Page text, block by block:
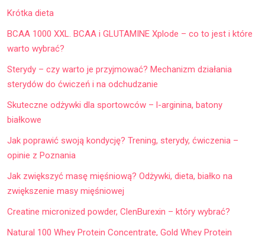
Krótka dieta
BCAA 1000 XXL. BCAA i GLUTAMINE Xplode – co to jest i które
warto wybrać?
Sterydy – czy warto je przyjmować? Mechanizm działania
sterydów do ćwiczeń i na odchudzanie
Skuteczne odżywki dla sportowców – l-arginina, batony
białkowe
Jak poprawić swoją kondycję? Trening, sterydy, ćwiczenia –
opinie z Poznania
Jak zwiększyć masę mięśniową? Odżywki, dieta, białko na
zwiększenie masy mięśniowej
Creatine micronized powder, ClenBurexin – który wybrać?
Natural 100 Whey Protein Concentrate, Gold Whey Protein